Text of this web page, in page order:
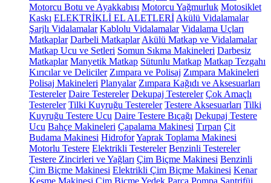
Motorcu Botu ve Ayakkabısı Motorcu Yağmurluk Motosiklet
Kaskı ELEKTRİKLİ EL ALETLERİ Akülü Vidalamalar
Şarjlı Vidalamalar Kablolu Vidalamalar Vidalama Uçları
Matkaplar Darbeli Matkaplar Akülü Matkap ve Vidalamalar
Matkap Ucu ve Setleri Somun Sıkma Makineleri Darbesiz
Matkaplar Manyetik Matkap Sütunlu Matkap Matkap Tezgahı
Kırıcılar ve Deliciler Zımpara ve Polisaj Zımpara Makineleri
Polisaj Makineleri Planyalar Zımpara Kağıdı ve Aksesuarları
Testereler Daire Testereler Dekupaj Testereler Çok Amaçlı
Testereler Tilki Kuyruğu Testereler Testere Aksesuarları Tilki
Kuyruğu Testere Ucu Daire Testere Bıçağı Dekupaj Testere
Ucu Bahçe Makineleri Çapalama Makinesi Tırpan Çit
Budama Makinesi HidroforYaprak Toplama Makinesi
Motorlu Testere Elektrikli Testereler Benzinli Testereler
Testere Zincirleri ve Yağları Çim Biçme Makinesi Benzinli
Çim Biçme Makinesi Elektrikli Çim Biçme Makinesi Kenar
Kesme Makinesi Çim Biçme Yedek Parça Pompa Santrifüj